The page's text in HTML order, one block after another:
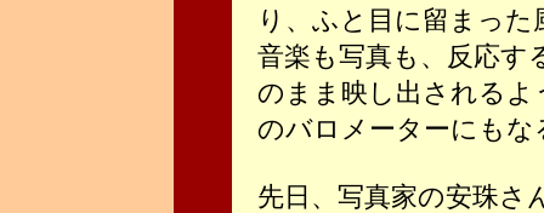
り、ふと目に留まっ
音楽も写真も、反応す
のまま映し出される
のバロメーターにもな
先日、写真家の安珠さ